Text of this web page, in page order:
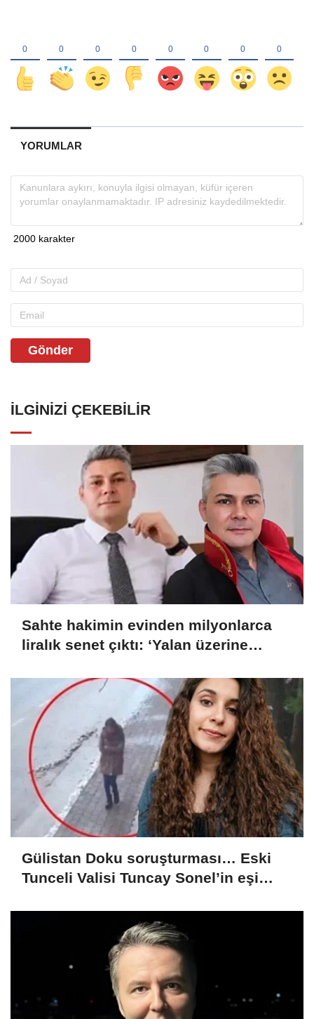
YORUMLAR
Gönder
İLGINIZI ÇEKEBILIR
Sahte hakimin evinden milyonlarca
liralık senet çıktı: ‘Yalan üzerine
Gülistan Doku soruşturması… Eski
Tunceli Valisi Tuncay Sonel’in eşi